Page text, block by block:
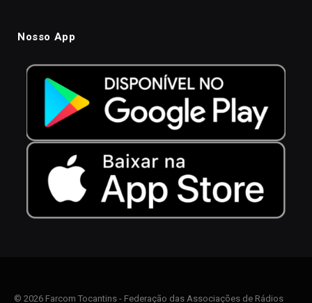
Nosso App
© 2026 Farcom Tocantins - Federação das Associações de Rádios